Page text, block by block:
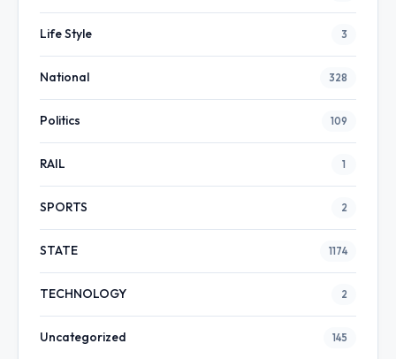
Life Style 3
National 328
Politics 109
RAIL 1
SPORTS 2
STATE 1174
TECHNOLOGY 2
Uncategorized 145